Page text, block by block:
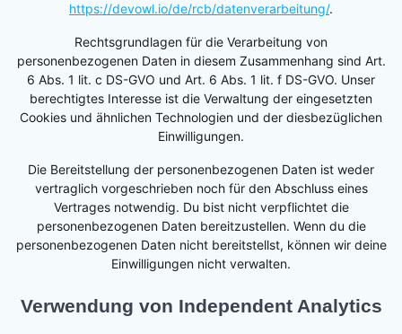
https://devowl.io/de/rcb/datenverarbeitung/.
Rechtsgrundlagen für die Verarbeitung von
personenbezogenen Daten in diesem Zusammenhang sind Art.
6 Abs. 1 lit. c DS-GVO und Art. 6 Abs. 1 lit. f DS-GVO. Unser
berechtigtes Interesse ist die Verwaltung der eingesetzten
Cookies und ähnlichen Technologien und der diesbezüglichen
Einwilligungen.
Die Bereitstellung der personenbezogenen Daten ist weder
vertraglich vorgeschrieben noch für den Abschluss eines
Vertrages notwendig. Du bist nicht verpflichtet die
personenbezogenen Daten bereitzustellen. Wenn du die
personenbezogenen Daten nicht bereitstellst, können wir deine
Einwilligungen nicht verwalten.
Verwendung von Independent Analytics